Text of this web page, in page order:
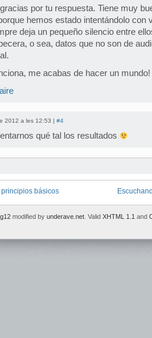
por tu respuesta. Tiene muy
hemos estado intentándolo con
deja un pequeño silencio entre
o sea, datos que no son de
me acabas de hacer un
2012 a les 12:53 | #4
qué tal los resultados
principios básicos
modified by underave.net . Valid XHTML 1.1 and